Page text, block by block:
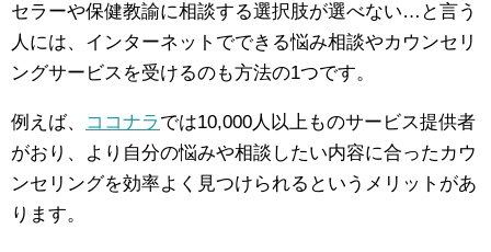
セラーや保健教諭に相談する選択肢が選べない…と言う
人には、インターネットでできる悩み相談やカウンセリ
ングサービスを受けるのも方法の1つです。
例えば、 ココナラ では10,000人以上ものサービス提供者
がおり、より自分の悩みや相談したい内容に合ったカウ
ンセリングを効率よく見つけられるというメリットがあ
ります。